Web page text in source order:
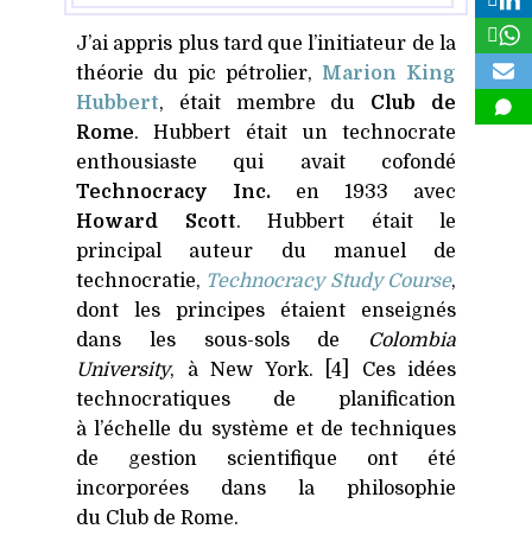
J’ai appris plus tard que l’initiateur de la
théorie du pic pétrolier, Marion King
Hubbert, était membre du Club de
Rome. Hubbert était un technocrate
enthousiaste qui avait cofondé
Technocracy Inc. en 1933 avec
Howard Scott. Hubbert était le
principal auteur du manuel de
technocratie, Technocracy Study Course,
dont les principes étaient enseignés
dans les sous-sols de
Colombia
University, à New York. [4] Ces idées
technocratiques de planification
à l’échelle du système et de techniques
de gestion scientifique ont été
incorporées dans la philosophie
du Club de Rome.